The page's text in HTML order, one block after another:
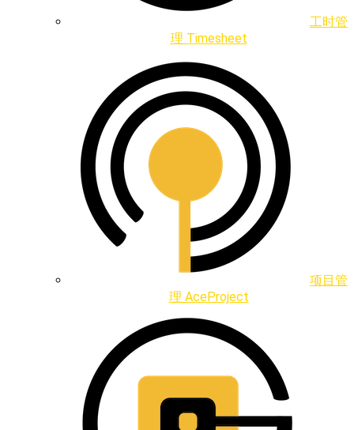
工时管
理 Timesheet
项目管
理 AceProject